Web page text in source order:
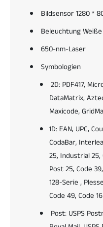
r
o
e
-
e
s
r
.
u
n
k
t
o
n
Q
-
B
r
o
d
e
L
e
e
r
.
F
u
n
k
Bildsensor 1280 *
Beleuchtung Weiße
650-nm-Laser
Symbologien
2D: PDF417,
DataMatrix,
Maxicode,
1D: EAN, UPC,
CodaBar,
25, Industrial 25,
Post 25, Code
128-Serie ,
Code 49, Code
Post: USPS